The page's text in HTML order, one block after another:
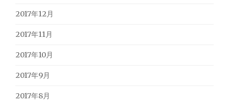
2017年12月
2017年11月
2017年10月
2017年9月
2017年8月